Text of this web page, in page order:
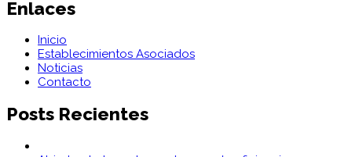
Enlaces
Inicio
Establecimientos Asociados
Noticias
Contacto
Posts Recientes